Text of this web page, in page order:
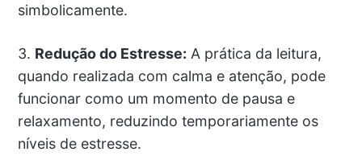
simbolicamente.
3. Redução do Estresse: A prática da leitura,
quando realizada com calma e atenção, pode
funcionar como um momento de pausa e
relaxamento, reduzindo temporariamente os
níveis de estresse.